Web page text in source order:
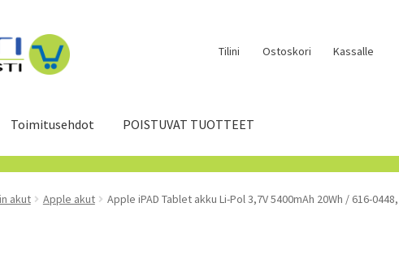
Tilini Ostoskori Kassalle
Toimitusehdot POISTUVAT TUOTTEET
akut Apple akut Apple iPAD Tablet akku Li-Pol 3,7V 5400mAh 20Wh / 616-